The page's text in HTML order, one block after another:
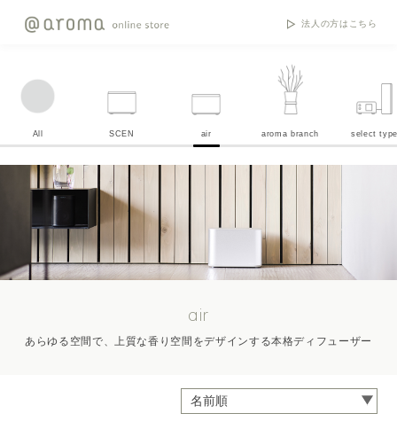
法人の方はこちら
All SCEN air aroma branch select
air
あらゆる空間で、上質な香り空間をデザインする本格ディフューザー